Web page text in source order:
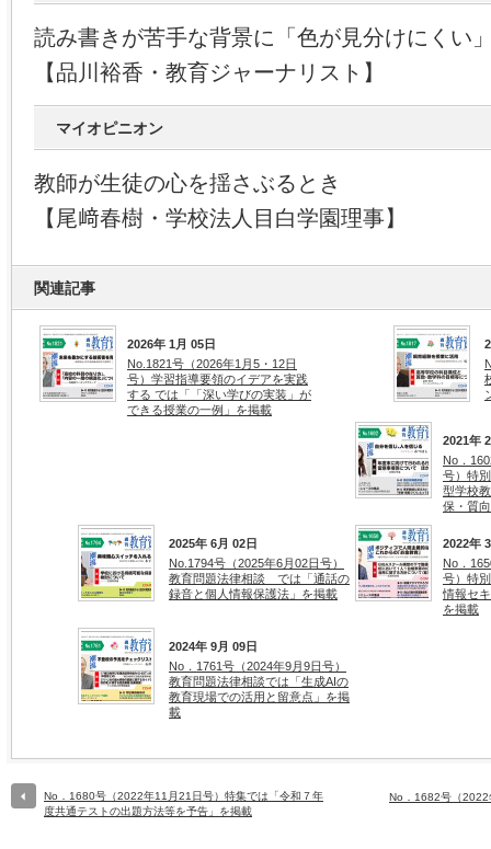
読み書きが苦手な背景に「色が見分けにくい
【品川裕香・教育ジャーナリスト】
マイオピニオン
教師が生徒の心を揺さぶるとき
【尾﨑春樹・学校法人目白学園理事】
関連記事
2026年 1月 05日
No.1821号（2026年1月5・12日
号）学習指導要領のイデアを実践
する では「「深い学びの実装」が
できる授業の一例」を掲載
2021年
No．
号）特
型学校
保・質
2025年 6月 02日
No.1794号（2025年6月02日号）
教育問題法律相談 では「通話の
録音と個人情報保護法」を掲載
2022年
No．
号）特
情報セ
を掲載
2024年 9月 09日
No．1761号（2024年9月9日号）
教育問題法律相談では「生成AIの
教育現場での活用と留意点」を掲
載
No．1680号（2022年11月21日号）特集では「令和７年
度共通テストの出題方法等を予告」を掲載
No．1682号（2022